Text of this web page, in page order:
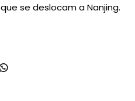
que se deslocam a Nanjing.